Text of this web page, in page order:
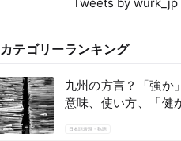
カテゴリーランキング
九州の方言？「強か
意味、使い方、「健
日本語表現・熟語